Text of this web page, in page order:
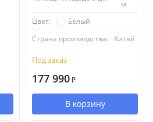
м.
Цвет:
Белый
Страна производства:
Китай
Под заказ
177 990 ₽
В корзину